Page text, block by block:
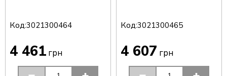
Код:3021300464
4 461 грн
Код:3021300465
4 607 грн